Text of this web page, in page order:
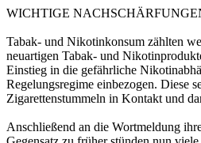
WICHTIGE
Tabak- und Nikotinkonsum zählten
neuartigen Tabak- und
Einstieg in die gefährliche
Regelungsregime einbezogen. Diese
Zigarettenstummeln in Kontakt und
Anschließend an die Wortmeldung